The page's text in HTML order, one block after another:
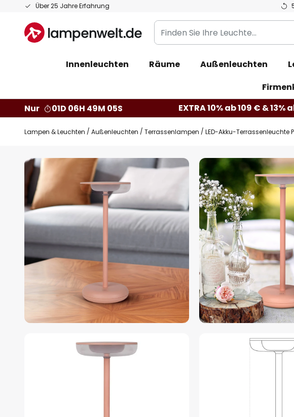
Über 25 Jahre Erfahrung
Zum
springen
Finden
Sie
Leuchte...
Innenleuchten Räume Außenleuchten
Nur
01D 06H 49M 04S EXTRA 10% ab 109 € & 13%
Lampen & Leuchten Außenleuchten Terrassenlampen LED-Akku-Terrassenleuchte
Zum
Ende
der
Bildgalerie
springen